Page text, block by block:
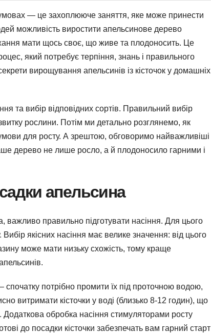
— це захоплююче заняття, яке може принести
можливість виростити апельсинове дерево
мати щось своє, що живе та плодоносить. Це
який потребує терпіння, знань і правильного
вирощування апельсинів із кісточок у домашніх
та вибір відповідних сортів. Правильний вибір
рослини. Потім ми детально розглянемо, як
для росту. А зрештою, обговоримо найважливіші
дерево не лише росло, а й плодоносило гарними і
апельсина
правильно підготувати насіння. Для цього
Вибір якісних насіння має велике значення: від цього
може мати низьку схожість, тому краще
потрібно промити їх під проточною водою,
витримати кісточки у воді (близько 8-12 годин), що
обробка насіння стимуляторами росту
до посадки кісточки забезпечать вам гарний старт